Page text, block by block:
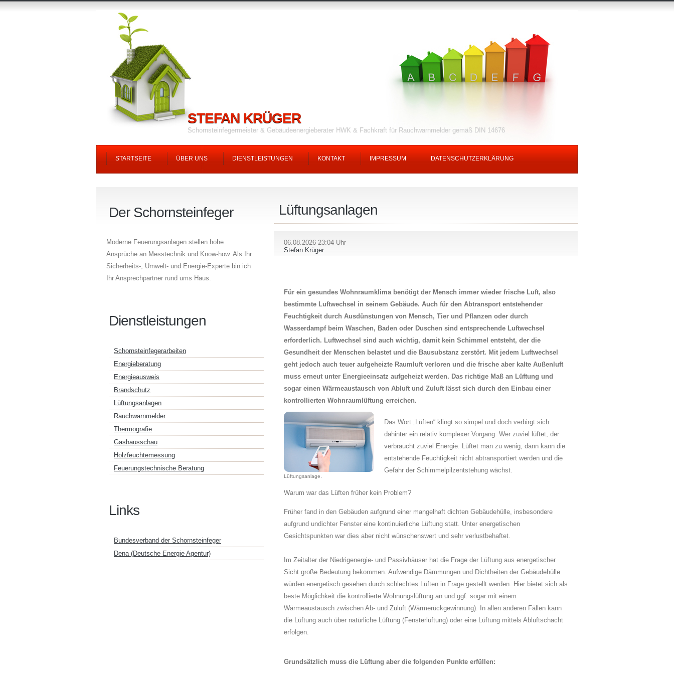
STEFAN KRÜGER
Schornsteinfegermeister & Gebäudeenergieberater HWK & Fachkraft für Rauchwarnmelder gemäß DIN 14676
STARTSEITE ÜBER UNS DIENSTLEISTUNGEN KONTAKT IMPRESSUM DATENSCHUTZERKLÄRUNG
Lüftungsanlagen
06.08.2026 23:04 Uhr
Stefan Krüger
Für ein gesundes Wohnraumklima benötigt der Mensch immer wieder frische Luft, also
bestimmte Luftwechsel in seinem Gebäude. Auch für den Abtransport entstehender
Feuchtigkeit durch Ausdünstungen von Mensch, Tier und Pflanzen oder durch
Wasserdampf beim Waschen, Baden oder Duschen sind entsprechende Luftwechsel
erforderlich. Luftwechsel sind auch wichtig, damit kein Schimmel entsteht, der die
Gesundheit der Menschen belastet und die Bausubstanz zerstört. Mit jedem Luftwechsel
geht jedoch auch teuer aufgeheizte Raumluft verloren und die frische aber kalte Außenluft
muss erneut unter Energieeinsatz aufgeheizt werden. Das richtige Maß an Lüftung und
sogar einen Wärmeaustausch von Abluft und Zuluft lässt sich durch den Einbau einer
kontrollierten Wohnraumlüftung erreichen.
Lüftungsanlage.
Das Wort „Lüften“ klingt so simpel und doch verbirgt sich
dahinter ein relativ komplexer Vorgang. Wer zuviel lüftet, der
verbraucht zuviel Energie. Lüftet man zu wenig, dann kann die
entstehende Feuchtigkeit nicht abtransportiert werden und die
Gefahr der Schimmelpilzentstehung wächst.
Warum war das Lüften früher kein Problem?
Früher fand in den Gebäuden aufgrund einer mangelhaft dichten Gebäudehülle, insbesondere
aufgrund undichter Fenster eine kontinuierliche Lüftung statt. Unter energetischen
Gesichtspunkten war dies aber nicht wünschenswert und sehr verlustbehaftet.
Im Zeitalter der Niedrigenergie- und Passivhäuser hat die Frage der Lüftung aus energetischer
Sicht große Bedeutung bekommen. Aufwendige Dämmungen und Dichtheiten der Gebäudehülle
würden energetisch gesehen durch schlechtes Lüften in Frage gestellt werden. Hier bietet sich als
beste Möglichkeit die kontrollierte Wohnungslüftung an und ggf. sogar mit einem
Wärmeaustausch zwischen Ab- und Zuluft (Wärmerückgewinnung). In allen anderen Fällen kann
die Lüftung auch über natürliche Lüftung (Fensterlüftung) oder eine Lüftung mittels Abluftschacht
erfolgen.
Grundsätzlich muss die Lüftung aber die folgenden Punkte erfüllen:
Der Schornsteinfeger
Moderne Feuerungsanlagen stellen hohe
Ansprüche an Messtechnik und Know-how. Als Ihr
Sicherheits-, Umwelt- und Energie-Experte bin ich
Ihr Ansprechpartner rund ums Haus.
Dienstleistungen
Schornsteinfegerarbeiten
Energieberatung
Energieausweis
Brandschutz
Lüftungsanlagen
Rauchwarnmelder
Thermografie
Gashausschau
Holzfeuchtemessung
Feuerungstechnische Beratung
Links
Bundesverband der Schornsteinfeger
Dena (Deutsche Energie Agentur)